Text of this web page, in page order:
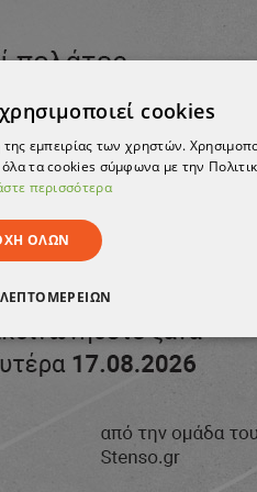
cookies
εμπειρίας των χρηστών.
τα cookies σύμφωνα με την
περισσότερα
ΌΛΩΝ
ΣΤΌΧΕΥΣΗΣ